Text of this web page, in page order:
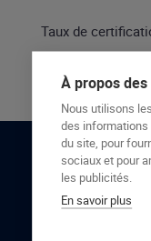
Taux de
À propos
Nous utilisons
des
du site, pour
sociaux et pour
les publicités.
En savoir plus